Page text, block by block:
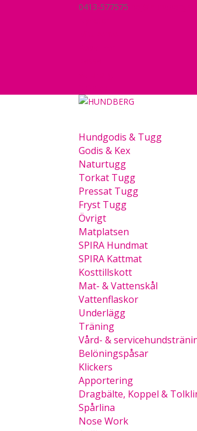
0413-577575
Hundgodis & Tugg
Godis & Kex
Naturtugg
Torkat Tugg
Pressat Tugg
Fryst Tugg
Övrigt
Matplatsen
SPIRA Hundmat
SPIRA Kattmat
Kosttillskott
Mat- & Vattenskål
Vattenflaskor
Underlägg
Träning
Vård- &
Belöningspåsar
Klickers
Apportering
Dragbälte, Koppel &
Spårlina
Nose Work